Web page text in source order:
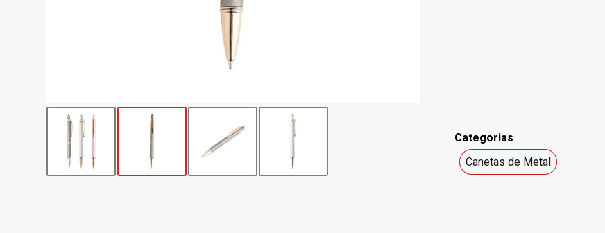
Categorias
Canetas de Metal